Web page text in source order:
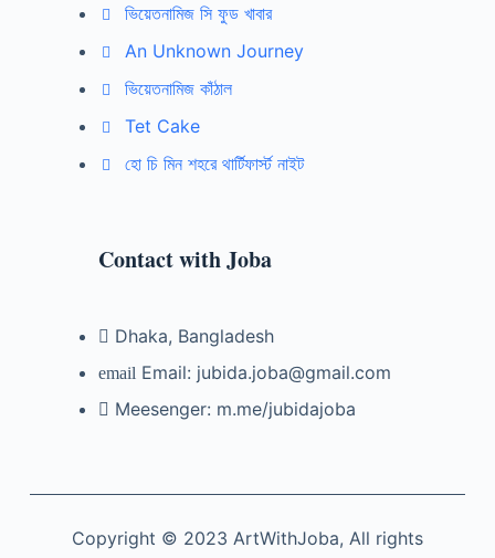
ভিয়েতনামিজ সি ফুড খাবার
An Unknown Journey
ভিয়েতনামিজ কাঁঠাল
Tet Cake
হো চি মিন শহরে থার্টিফার্স্ট নাইট
Contact with Joba
Dhaka, Bangladesh
Email: jubida.joba@gmail.com
Meesenger: m.me/jubidajoba
Copyright © 2023 ArtWithJoba, All rights